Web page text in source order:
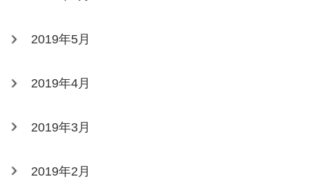
2019年5月
2019年4月
2019年3月
2019年2月